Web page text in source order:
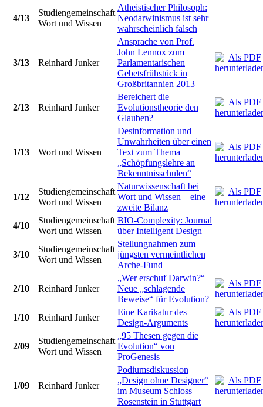
4/13
Studiengemeinschaft
Wort und Wissen
Atheistischer Philosoph:
Neodarwinismus ist sehr
wahrscheinlich falsch
3/13 Reinhard Junker
Ansprache von Prof.
John Lennox zum
Parlamentarischen
Gebetsfrühstück in
Großbritannien 2013
2/13 Reinhard Junker
Bereichert die
Evolutionstheorie den
Glauben?
1/13 Wort und Wissen
Desinformation und
Unwahrheiten über einen
Text zum Thema
„Schöpfungslehre an
Bekenntnisschulen“
1/12
Studiengemeinschaft
Wort und Wissen
Naturwissenschaft bei
Wort und Wissen – eine
zweite Bilanz
4/10
Studiengemeinschaft
Wort und Wissen
BIO-Complexity: Journal
über Intelligent Design
3/10
Studiengemeinschaft
Wort und Wissen
Stellungnahmen zum
jüngsten vermeintlichen
Arche-Fund
2/10 Reinhard Junker
„Wer erschuf Darwin?“ –
Neue „schlagende
Beweise“ für Evolution?
1/10
Reinhard Junker
Eine Karikatur des
Design-Arguments
2/09
Studiengemeinschaft
Wort und Wissen
„95 Thesen gegen die
Evolution“ von
ProGenesis
1/09 Reinhard Junker
Podiumsdiskussion
„Design ohne Designer“
im Museum Schloss
Rosenstein in Stuttgart